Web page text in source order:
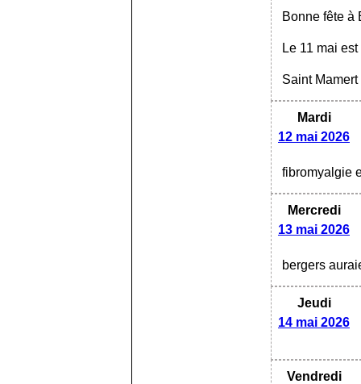
Bonne fête à
Le 11 mai
Saint
Mardi
12 mai 2026
fibromyalgie
Mercredi
13 mai 2026
bergers
Jeudi
14 mai 2026
Vendredi